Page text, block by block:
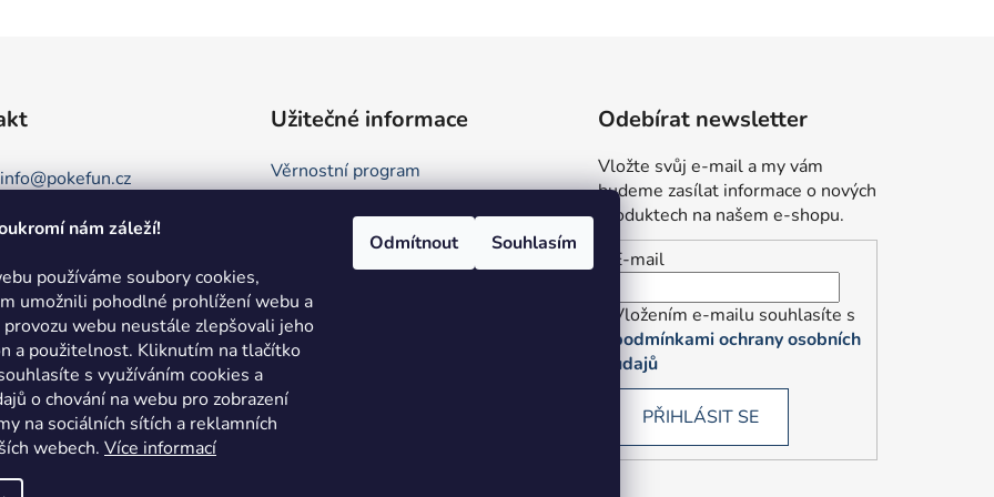
nám záleží!
používáme soubory cookies,
umožnili pohodlné prohlížení webu a
provozu webu neustále zlepšovali jeho
a použitelnost. Kliknutím na tlačítko
s využíváním cookies a
o chování na webu pro zobrazení
na sociálních sítích a reklamních
webech. Více informací
Odmítnout Souhlasím
info@pokefun.cz
+420 735 078 409
Užitečné informace
Věrnostní program
Podmínky ochrany osobních údajů
Režim Dovolená
Hodnocení obchodu
Odebírat newsletter
Vložte svůj e-mail a my vám
budeme zasílat informace o nových
produktech na našem e-shopu.
E-mail
Vložením e-mailu souhlasíte s
podmínkami ochrany osobních
údajů
PŘIHLÁSIT SE